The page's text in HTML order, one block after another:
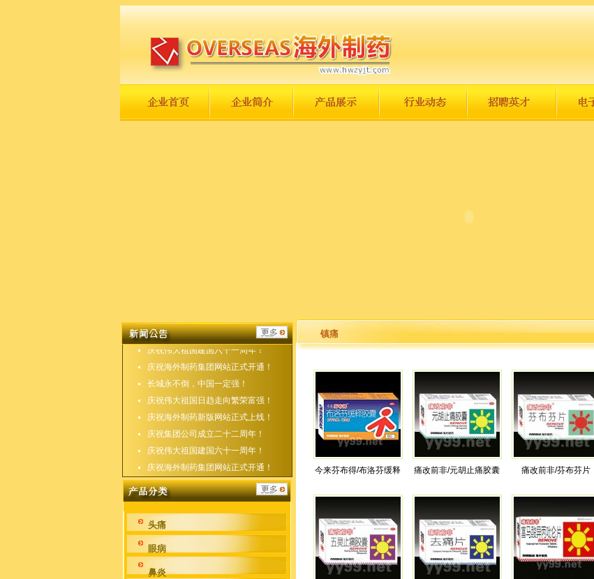
庆祝集团公司成立二十二周年！
庆祝伟大祖国建国六十一周年！
庆祝海外制药集团网站正式开通！
长城永不倒，中国一定强！
庆祝伟大祖国日趋走向繁荣富强！
庆祝海外制药新版网站正式上线！
庆祝集团公司成立二十二周年！
庆祝伟大祖国建国六十一周年！
庆祝海外制药集团网站正式开通！
头痛
眼病
鼻炎
镇痛
今来芬布得/布洛芬缓释 痛改前非/元胡止痛胶囊 痛改前非/芬布芬片